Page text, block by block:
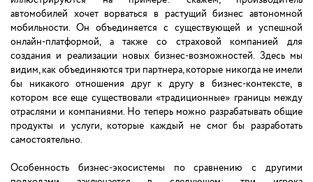
автомобилей хочет ворваться в растущий бизнес автономной
мобильности. Oн объединяется с существующей и успешной
онлайн-платформой, а также со страховой компанией для
создания и реализации новых бизнес-возможностей. Здесь мы
видим, как объединяются три партнера, которые никогда не имели
бы никакого отношения друг к другу в бизнес-контексте, в
котором все еще существовали «традиционные» границы между
отраслями и компаниями. Но теперь можно разрабатывать общие
продукты и услуги, которые каждый не смог бы разработать
самостоятельно.
Особенность бизнес-экосистемы по сравнению с другими